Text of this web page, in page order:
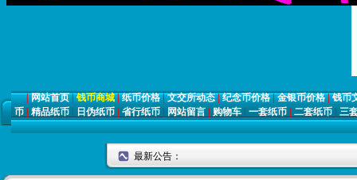
|网站首页|钱币商城|纸币价格|文交所动态|纪念币价格|金银币价格|钱币
币 | 精品纸币 | 日伪纸币 | 省行纸币 | 网站留言 | 购物车 | 一套纸币 | 二套纸币 | 三
最新公告：